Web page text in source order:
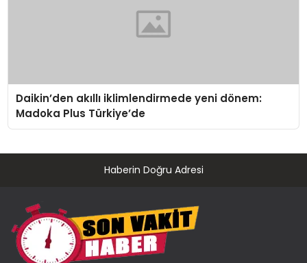
Daikin’den akıllı iklimlendirmede yeni dönem:
Madoka Plus Türkiye’de
Haberin Doğru Adresi